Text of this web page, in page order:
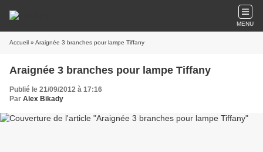
MENU
Accueil » Araignée 3 branches pour lampe Tiffany
Araignée 3 branches pour lampe Tiffany
Publié le 21/09/2012 à 17:16
Par Alex Bikady